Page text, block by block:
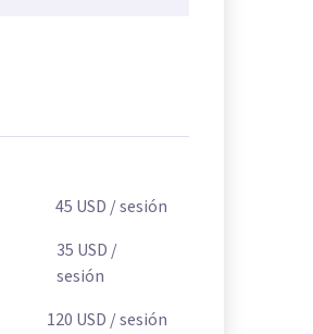
45 USD/ sesión
35 USD/
sesión
120 USD/ sesión